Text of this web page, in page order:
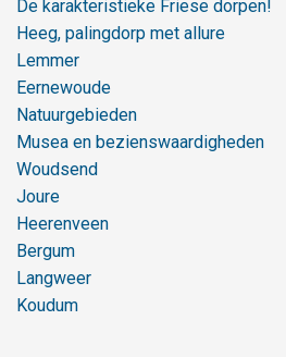
De karakteristieke Friese dorpen!
Heeg, palingdorp met allure
Lemmer
Eernewoude
Natuurgebieden
Musea en bezienswaardigheden
Woudsend
Joure
Heerenveen
Bergum
Langweer
Koudum